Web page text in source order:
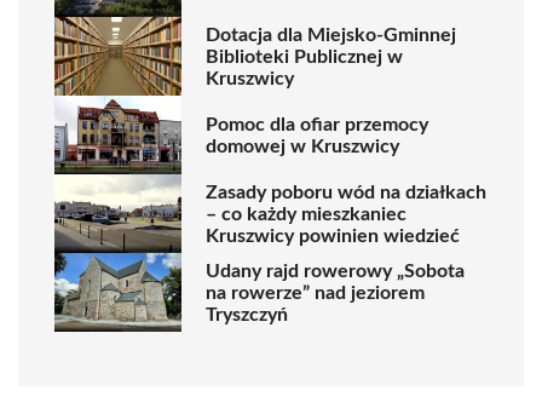
Dotacja dla Miejsko-Gminnej
Biblioteki Publicznej w
Kruszwicy
Pomoc dla ofiar przemocy
domowej w Kruszwicy
Zasady poboru wód na działkach
– co każdy mieszkaniec
Kruszwicy powinien wiedzieć
Udany rajd rowerowy „Sobota
na rowerze” nad jeziorem
Tryszczyń